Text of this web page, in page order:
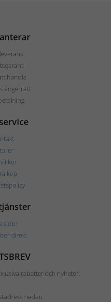
handla
ångerrätt
köp
sidor
direkt
rabatter och nyheter.
nedan.